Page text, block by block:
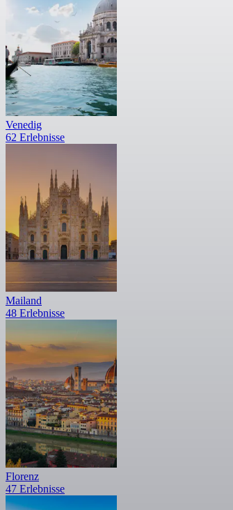
Venedig
62 Erlebnisse
Mailand
48 Erlebnisse
Florenz
47 Erlebnisse